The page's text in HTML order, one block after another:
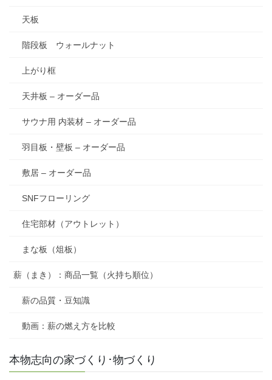
天板
階段板 ウォールナット
上がり框
天井板 – オーダー品
サウナ用 内装材 – オーダー品
羽目板・壁板 – オーダー品
敷居 – オーダー品
SNFフローリング
住宅部材（アウトレット）
まな板（俎板）
薪（まき）：商品一覧（火持ち順位）
薪の品質・豆知識
動画：薪の燃え方を比較
本物志向の家づくり･物づくり